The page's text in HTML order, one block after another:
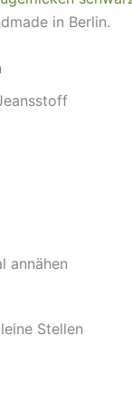
in Berlin.
annähen
Stellen